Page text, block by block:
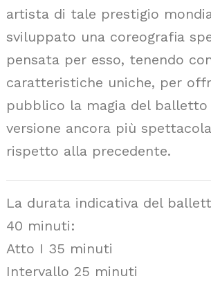
artista di tale prestigio
sviluppato una coreografia
pensata per esso, tenendo
caratteristiche uniche, per
pubblico la magia del balletto
versione ancora più
rispetto alla precedente.
La durata indicativa del
40 minuti:
Atto I 35 minuti
Intervallo 25 minuti